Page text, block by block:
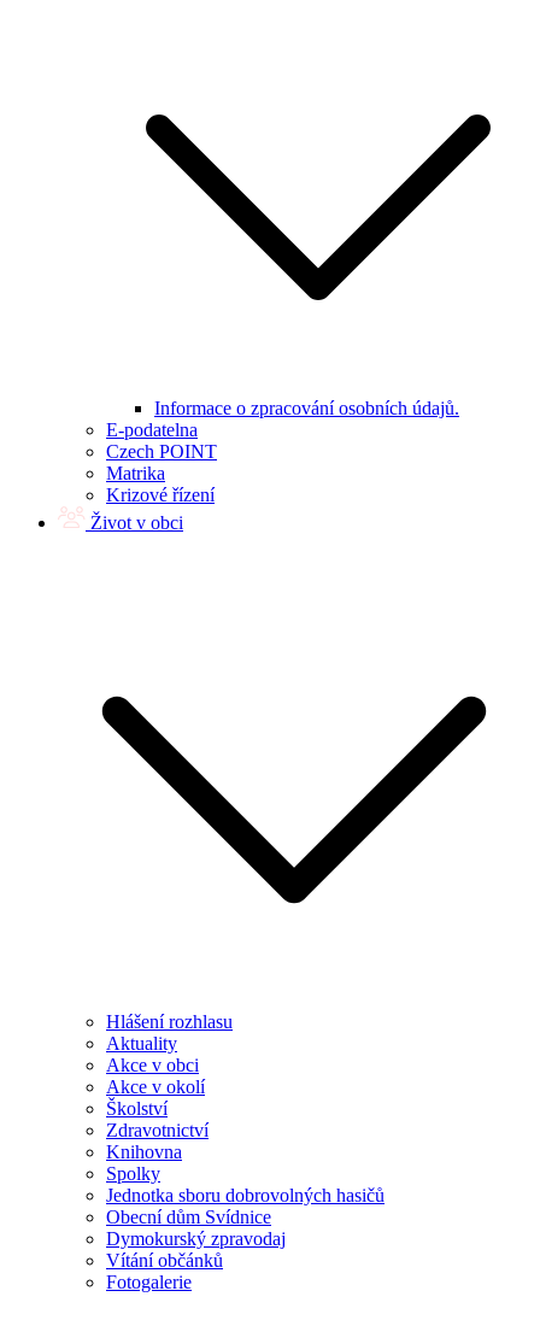
Informace o zpracování osobních údajů.
E-podatelna
Czech POINT
Matrika
Krizové řízení
Život v obci
Hlášení rozhlasu
Aktuality
Akce v obci
Akce v okolí
Školství
Zdravotnictví
Knihovna
Spolky
Jednotka sboru dobrovolných hasičů
Obecní dům Svídnice
Dymokurský zpravodaj
Vítání občánků
Fotogalerie